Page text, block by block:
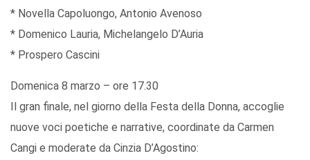
* Novella Capoluongo, Antonio Avenoso
* Domenico Lauria, Michelangelo D’Auria
* Prospero Cascini
Domenica 8 marzo – ore 17.30
Il gran finale, nel giorno della Festa della Donna, accoglie
nuove voci poetiche e narrative, coordinate da Carmen
Cangi e moderate da Cinzia D’Agostino: